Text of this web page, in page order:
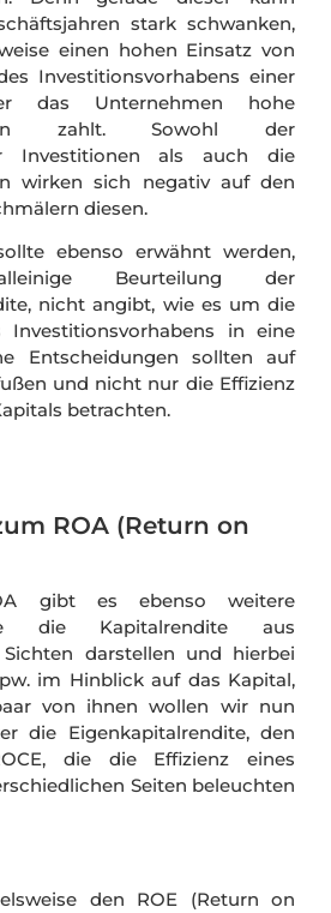
stark schwanken,
einen hohen Einsatz von
Investitionsvorhabens einer
das Unternehmen hohe
zahlt. Sowohl der
Investitionen als auch die
wirken sich negativ auf den
diesen.
ebenso erwähnt werden,
Beurteilung der
nicht angibt, wie es um die
Investitionsvorhabens in eine
Entscheidungen sollten auf
und nicht nur die Effizienz
betrachten.
ROA (Return on
gibt es ebenso weitere
die Kapitalrendite aus
darstellen und hierbei
im Hinblick auf das Kapital,
von ihnen wollen wir nun
die Eigenkapitalrendite, den
die die Effizienz eines
Seiten beleuchten
den ROE (Return on